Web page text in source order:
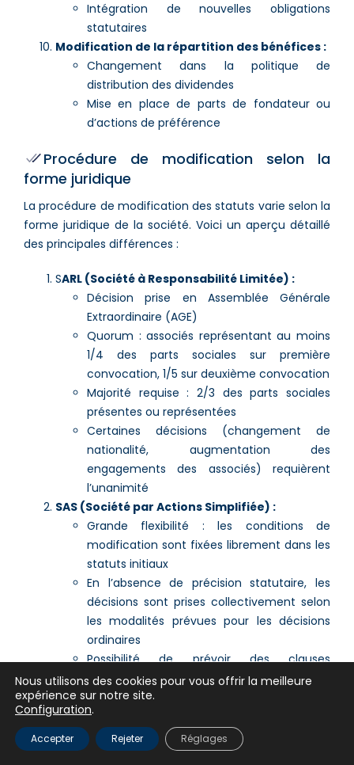
Intégration de nouvelles obligations
statutaires
Modification de la répartition des bénéfices :
Changement dans la politique de
distribution des dividendes
Mise en place de parts de fondateur ou
d’actions de préférence
Procédure de modification selon la
forme juridique
La procédure de modification des statuts varie selon la
forme juridique de la société. Voici un aperçu détaillé
des principales différences :
SARL (Société à Responsabilité Limitée) :
Décision prise en Assemblée Générale
Extraordinaire (AGE)
Quorum : associés représentant au moins
1/4 des parts sociales sur première
convocation, 1/5 sur deuxième convocation
Majorité requise : 2/3 des parts sociales
présentes ou représentées
Certaines décisions (changement de
nationalité, augmentation des
engagements des associés) requièrent
l’unanimité
SAS (Société par Actions Simplifiée) :
Grande flexibilité : les conditions de
modification sont fixées librement dans les
statuts initiaux
En l’absence de précision statutaire, les
décisions sont prises collectivement selon
les modalités prévues pour les décisions
ordinaires
Possibilité de prévoir des clauses
d’unanimité pour certaines décisions
importantes
SA (Société Anonyme) :
Décision prise en Assemblée Générale
Extraordinaire (AGE)
Nous utilisons des cookies pour vous offrir la meilleure
expérience sur notre site.
Configuration.
Accepter Rejeter Réglages